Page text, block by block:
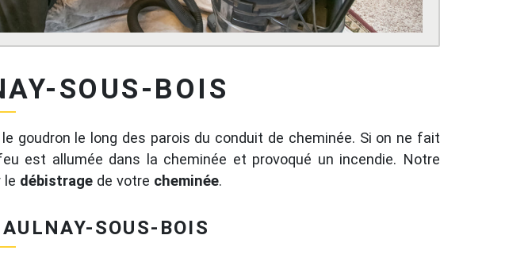
SOUS-BOIS
goudron le long des parois du conduit de cheminée. Si on ne fait
est allumée dans la cheminée et provoqué un incendie. Notre
le débistrage de votre cheminée.
SOUS-BOIS